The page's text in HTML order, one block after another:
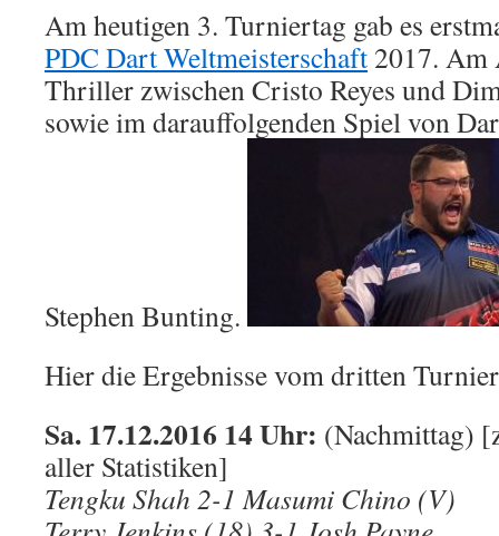
Nachmittag:
Chris
Dobey
gelingt
Debüt
Am heutigen 3. Turniertag gab es
PDC Dart Weltmeisterschaft 2017. Am
Thriller zwischen Cristo Reyes und
sowie im darauffolgenden Spiel von
Stephen Bunting.
Hier die Ergebnisse vom dritten
Sa. 17.12.2016 14 Uhr: (Nachmittag)
aller Statistiken]
Tengku Shah 2-1 Masumi Chino (V)